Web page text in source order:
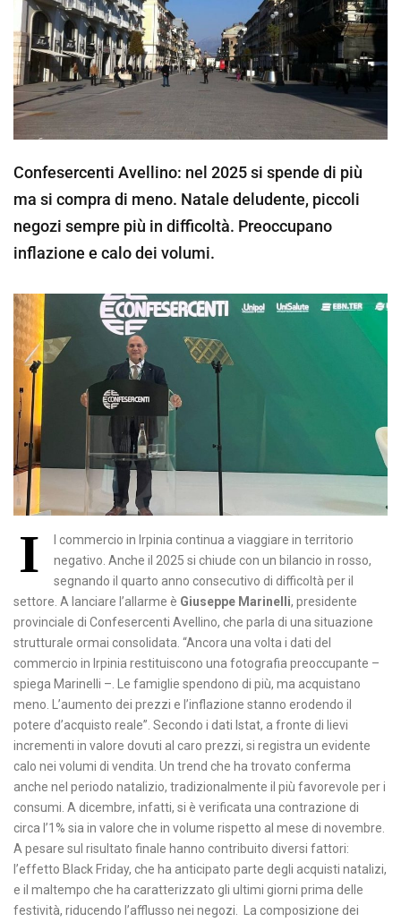
Confesercenti Avellino: nel 2025 si spende di più
ma si compra di meno. Natale deludente, piccoli
negozi sempre più in difficoltà. Preoccupano
inflazione e calo dei volumi.
I
l commercio in Irpinia continua a viaggiare in territorio
negativo. Anche il 2025 si chiude con un bilancio in rosso,
segnando il quarto anno consecutivo di difficoltà per il
settore. A lanciare l’allarme è Giuseppe Marinelli, presidente
provinciale di Confesercenti Avellino, che parla di una situazione
strutturale ormai consolidata. “Ancora una volta i dati del
commercio in Irpinia restituiscono una fotografia preoccupante –
spiega Marinelli –. Le famiglie spendono di più, ma acquistano
meno. L’aumento dei prezzi e l’inflazione stanno erodendo il
potere d’acquisto reale”. Secondo i dati Istat, a fronte di lievi
incrementi in valore dovuti al caro prezzi, si registra un evidente
calo nei volumi di vendita. Un trend che ha trovato conferma
anche nel periodo natalizio, tradizionalmente il più favorevole per i
consumi. A dicembre, infatti, si è verificata una contrazione di
circa l’1% sia in valore che in volume rispetto al mese di novembre.
A pesare sul risultato finale hanno contribuito diversi fattori:
l’effetto Black Friday, che ha anticipato parte degli acquisti natalizi,
e il maltempo che ha caratterizzato gli ultimi giorni prima delle
festività, riducendo l’afflusso nei negozi. La composizione dei